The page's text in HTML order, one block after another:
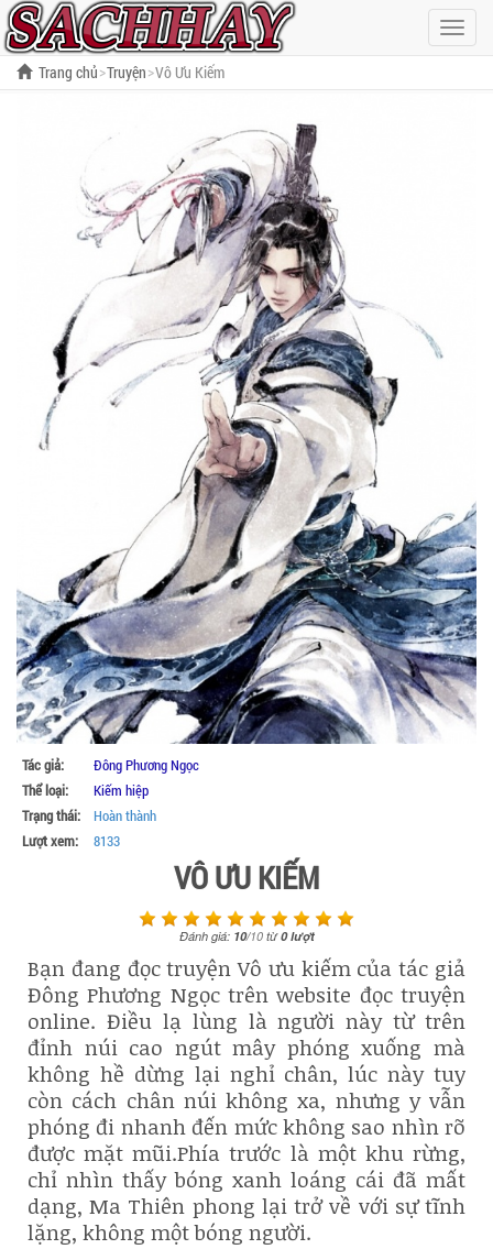
Hiện
menu
Trang chủ Truyện Vô Ưu Kiếm
Tác giả:
Đông Phương Ngọc
Thể loại:
Kiếm hiệp
Trạng thái:
Hoàn thành
Lượt xem:
8133
VÔ ƯU KIẾM
Đánh giá: 10/10từ0lượt
Bạn đang đọc truyện Vô ưu kiếm của tác giả
Đông Phương Ngọc trên website đọc truyện
online. Điều lạ lùng là người này từ trên
đỉnh núi cao ngút mây phóng xuống mà
không hề dừng lại nghỉ chân, lúc này tuy
còn cách chân núi không xa, nhưng y vẫn
phóng đi nhanh đến mức không sao nhìn rõ
được mặt mũi.Phía trước là một khu rừng,
chỉ nhìn thấy bóng xanh loáng cái đã mất
dạng, Ma Thiên phong lại trở về với sự tĩnh
lặng, không một bóng người.